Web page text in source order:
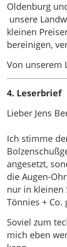
Oldenburg
unsere
kleinen
bereinigen,
Von unserem
4. Leserbrief
Lieber Jens
Ich stimme
angesetzt,
die Augen-
nur in kleinen
Tönnies +
Soviel zum
mich eben